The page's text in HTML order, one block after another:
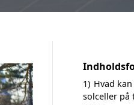
1) Hvad
solceller på